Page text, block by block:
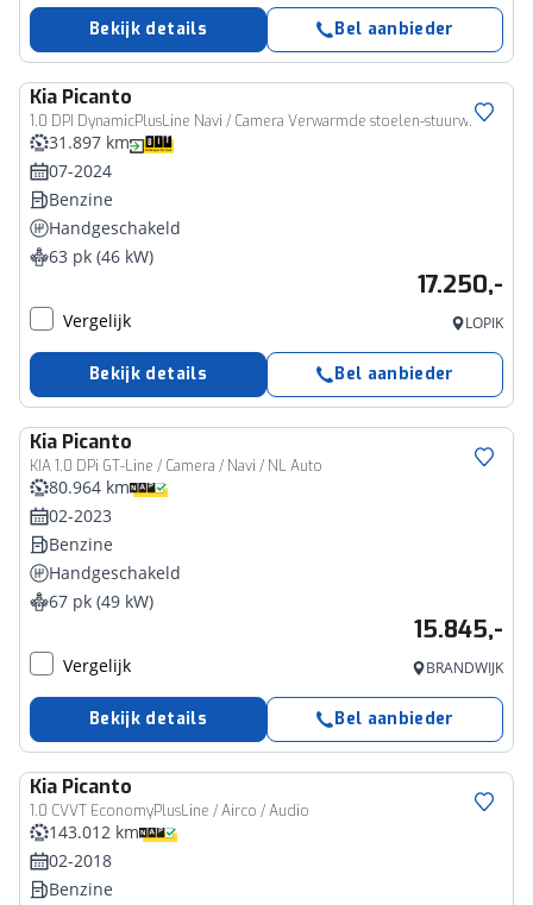
Bekijk details Bel aanbieder
Kia Picanto
1.0 DPI DynamicPlusLine Navi / Camera Verwarmde stoelen-stuurwiel
31.897 km
07-2024
Benzine
Handgeschakeld
63 pk (46 kW)
17.250,-
Vergelijk LOPIK
Bekijk details Bel aanbieder
Kia Picanto
KIA 1.0 DPi GT-Line / Camera / Navi / NL Auto
80.964 km
02-2023
Benzine
Handgeschakeld
67 pk (49 kW)
15.845,-
Vergelijk BRANDWIJK
Bekijk details Bel aanbieder
Kia Picanto
1.0 CVVT EconomyPlusLine / Airco / Audio
143.012 km
02-2018
Benzine